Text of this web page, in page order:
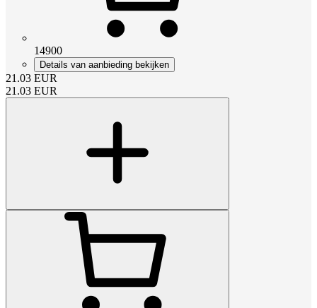
14900
Details van aanbieding bekijken
21.03 EUR
21.03 EUR